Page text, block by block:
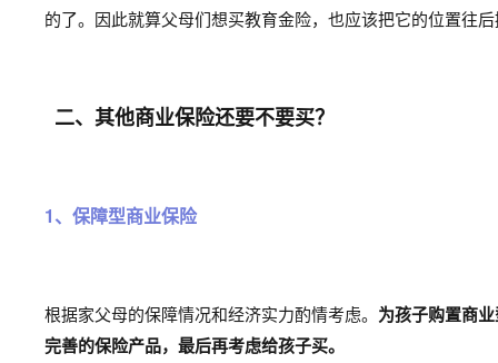
的了。 因此就算父母们想买教育金险，也应该把它的位置往
二、其他商业保险还要不要买？
1、保障型商业保险
根据家父母的保障情况和经济实力酌情考虑。 为孩子购置商
完善的保险产品，最后再考虑给孩子买。